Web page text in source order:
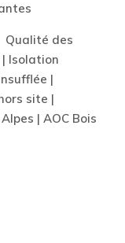
Qualité des
Isolation
|
site |
| AOC Bois